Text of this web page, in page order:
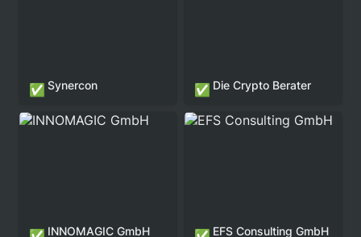
✅ Synercon ✅ Die Crypto Berater
INNOMAGIC GmbH
INNOMAGIC GmbH
EFS Consulting GmbH
EFS Consulting GmbH